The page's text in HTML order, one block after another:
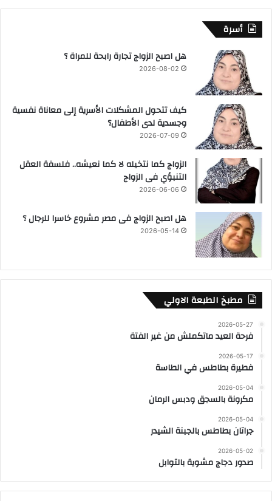
أسرة
هل اصبح الزواج تجارة رابحة للمراة ؟
2026-08-02
كيف تتحول المشكلات الأسرية إلى معاناة نفسية
وجسدية لدى الأطفال؟
2026-07-09
الزواج كما نتخيله لا كما نعيشه.. فلسفة العقل
التنبؤي فى الزواج
2026-06-06
هل اصبح الزواج فى مصر مشروع خاسرا للرجال ؟
2026-05-14
مطبخ الطبعة الاولي
2026-05-27
فرحة العيد ماتكملش من غير الفتة
2026-05-17
فطيرة بطاطس في الطاسة
2026-05-04
مكرونة بالسجق ودبس الرمان
2026-05-04
جراتان بطاطس بالجبنة الشيدر
2026-05-02
صدور دجاج مشوية بالتوابل